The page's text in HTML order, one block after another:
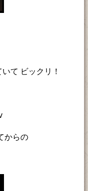
て ビックリ！
からの